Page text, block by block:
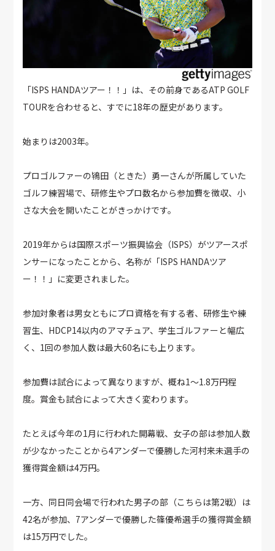
「ISPS HANDAツアー！！」は、その前身であるATP GOLF
TOURを合わせると、すでに18年の歴史があります。
始まりは2003年。
プロゴルファーの鴇田（ときた）勇一さんが所属していた
ゴルフ練習場で、研修生やプロ数名から参加費を徴収、小
さな大会を開いたことがきっかけです。
2019年からは国際スポーツ振興協会（ISPS）がツアースポ
ンサーになったことから、名称が「ISPS HANDAツア
ー！！」に変更されました。
参加対象者は男女ともにプロ資格を有する者、研修生や練
習生、HDCP14以内のアマチュア、学生ゴルファーと幅広
く、1回の参加人数は最大60名にも上ります。
参加費は試合によって異なりますが、概ね1〜1.8万円程
度。賞金も試合によって大きく変わります。
たとえば今年の1月に行われた開幕戦、女子の部は参加人数
が少なかったことから4アンダーで優勝した河村来未選手の
獲得賞金額は4万円。
一方、同日同会場で行われた男子の部（こちらは第2戦）は
42名が参加、7アンダーで優勝した篠優希選手の獲得賞金額
は15万円でした。